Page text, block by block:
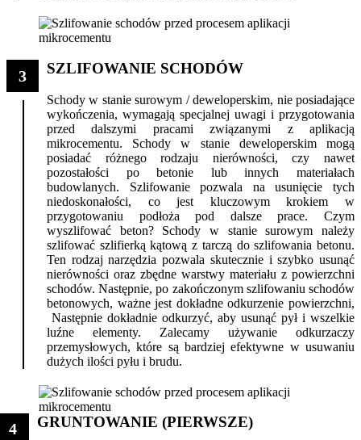
3 SZLIFOWANIE SCHODÓW
Schody w stanie surowym / deweloperskim, nie posiadające
wykończenia, wymagają specjalnej uwagi i przygotowania
przed dalszymi pracami związanymi z aplikacją
mikrocementu. Schody w stanie deweloperskim mogą
posiadać różnego rodzaju nierówności, czy nawet
pozostałości po betonie lub innych materiałach
budowlanych. Szlifowanie pozwala na usunięcie tych
niedoskonałości, co jest kluczowym krokiem w
przygotowaniu podłoża pod dalsze prace. Czym
wyszlifować beton? Schody w stanie surowym należy
szlifować szlifierką kątową z tarczą do szlifowania betonu.
Ten rodzaj narzędzia pozwala skutecznie i szybko usunąć
nierówności oraz zbędne warstwy materiału z powierzchni
schodów. Następnie, po zakończonym szlifowaniu schodów
betonowych, ważne jest dokładne odkurzenie powierzchni,
Następnie dokładnie odkurzyć, aby usunąć pył i wszelkie
luźne elementy. Zalecamy używanie odkurzaczy
przemysłowych, które są bardziej efektywne w usuwaniu
dużych ilości pyłu i brudu.
4 GRUNTOWANIE (PIERWSZE)